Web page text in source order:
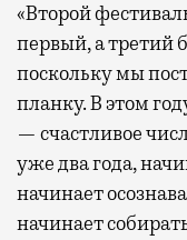
«Второй
первый, а третий
поскольку мы
планку. В этом
— счастливое
уже два года,
начинает
начинает